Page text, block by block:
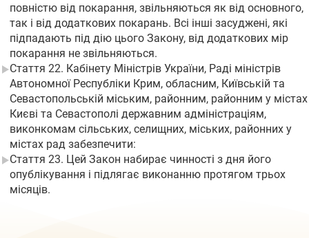
повністю від покарання, звільняються як від основного,
так і від додаткових покарань. Всі інші засуджені, які
підпадають під дію цього Закону, від додаткових мір
покарання не звільняються.
Стаття 22. Кабінету Міністрів України, Раді міністрів
Автономної Республіки Крим, обласним, Київській та
Севастопольській міським, районним, районним у містах
Києві та Севастополі державним адміністраціям,
виконкомам сільських, селищних, міських, районних у
містах рад забезпечити:
Стаття 23. Цей Закон набирає чинності з дня його
опублікування і підлягає виконанню протягом трьох
місяців.